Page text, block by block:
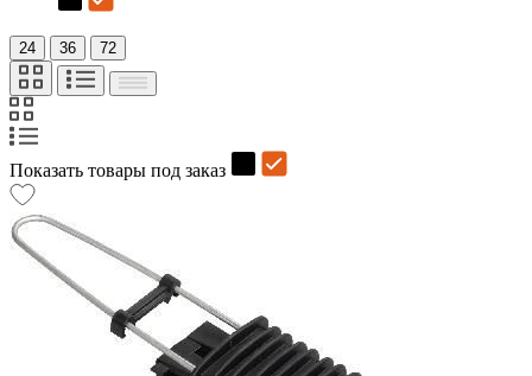
24 36 72
Показать товары под заказ